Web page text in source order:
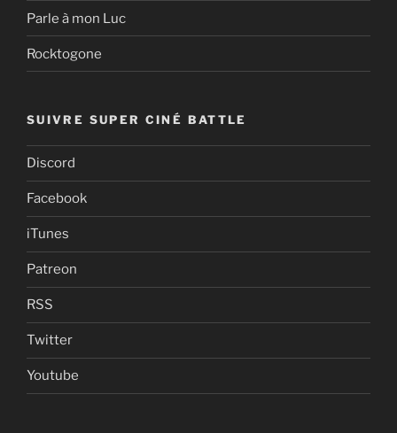
Parle à mon Luc
Rocktogone
SUIVRE SUPER CINÉ BATTLE
Discord
Facebook
iTunes
Patreon
RSS
Twitter
Youtube